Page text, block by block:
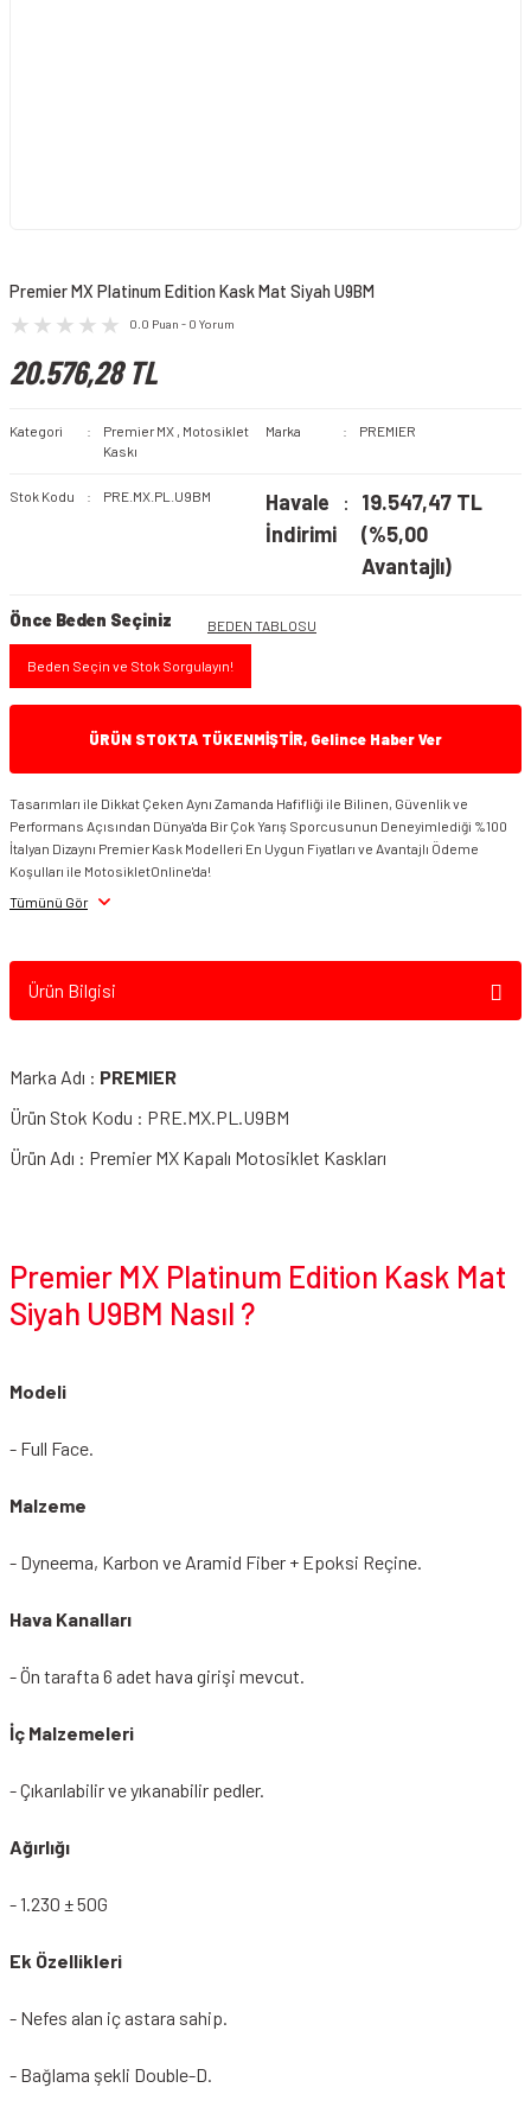
Premier MX Platinum Edition Kask Mat Siyah U9BM
0.0 Puan - 0 Yorum
20.576,28 TL
Kategori Premier MX , Motosiklet
Kaskı
Marka PREMIER
Stok Kodu PRE.MX.PL.U9BM
Havale
İndirimi
19.547,47 TL
(%5,00
Avantajlı)
Önce Beden Seçiniz BEDEN TABLOSU
Beden Seçin ve Stok Sorgulayın!
ÜRÜN STOKTA TÜKENMİŞTİR, Gelince Haber Ver
Tasarımları ile Dikkat Çeken Aynı Zamanda Hafifliği ile Bilinen, Güvenlik ve
Performans Açısından Dünya'da Bir Çok Yarış Sporcusunun Deneyimlediği %100
İtalyan Dizaynı Premier Kask Modelleri En Uygun Fiyatları ve Avantajlı Ödeme
Koşulları ile MotosikletOnline'da!
Tümünü Gör
Ürün Bilgisi
Marka Adı : PREMIER
Ürün Stok Kodu : PRE.MX.PL.U9BM
Ürün Adı : Premier MX Kapalı Motosiklet Kaskları
Premier MX Platinum Edition Kask Mat
Siyah U9BM Nasıl ?
Modeli
- Full Face.
Malzeme
- Dyneema, Karbon ve Aramid Fiber + Epoksi Reçine.
Hava Kanalları
- Ön tarafta 6 adet hava girişi mevcut.
İç Malzemeleri
- Çıkarılabilir ve yıkanabilir pedler.
Ağırlığı
- 1.230 ± 50G
Ek Özellikleri
- Nefes alan iç astara sahip.
- Bağlama şekli Double-D.